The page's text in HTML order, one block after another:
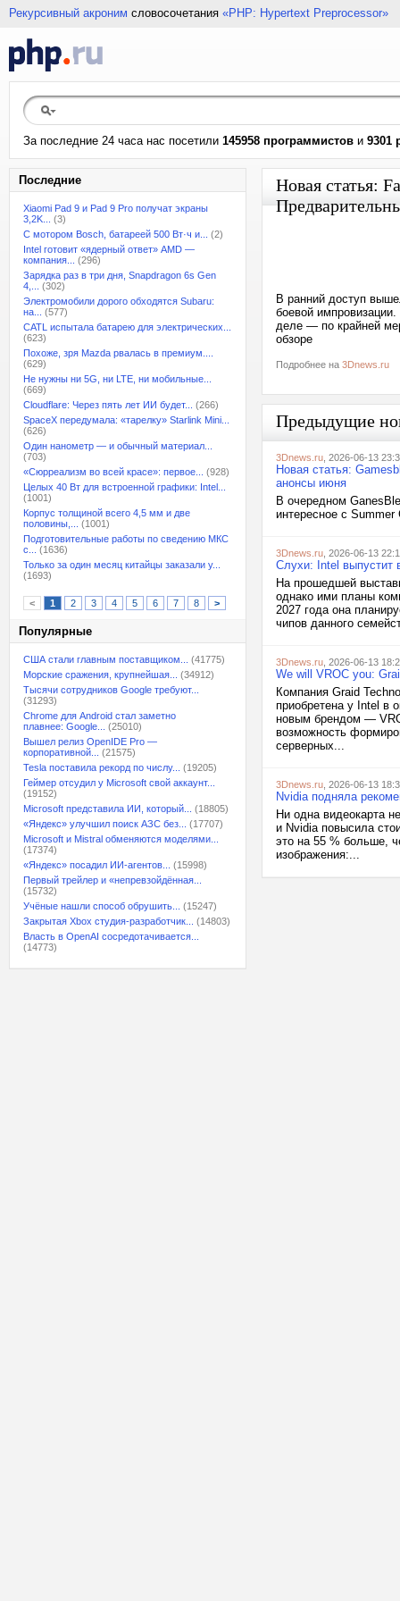
Рекурсивный акроним словосочетания «PHP: Hypertext Preprocessor»
За последние 24 часа нас посетили 145958 программистов и 9301
Последние
Xiaomi Pad 9 и Pad 9 Pro получат экраны
3,2K...
(3)
С мотором Bosch, батареей 500 Вт·ч и...
(2)
Intel готовит «ядерный ответ» AMD —
компания...
(296)
Зарядка раз в три дня, Snapdragon 6s Gen
4,...
(302)
Электромобили дорого обходятся Subaru:
на...
(577)
CATL испытала батарею для электрических...
(623)
Похоже, зря Mazda рвалась в премиум....
(629)
Не нужны ни 5G, ни LTE, ни мобильные...
(669)
Cloudflare: Через пять лет ИИ будет...
(266)
SpaceX передумала: «тарелку» Starlink Mini...
(626)
Один нанометр — и обычный материал...
(703)
«Сюрреализм во всей красе»: первое...
(928)
Целых 40 Вт для встроенной графики: Intel...
(1001)
Корпус толщиной всего 4,5 мм и две
половины,...
(1001)
Подготовительные работы по сведению МКС
с...
(1636)
Только за один месяц китайцы заказали у...
(1693)
< 1 2 3 4 5 6 7 8 >
Популярные
США стали главным поставщиком...
(41775)
Морские сражения, крупнейшая...
(34912)
Тысячи сотрудников Google требуют...
(31293)
Chrome для Android стал заметно
плавнее: Google...
(25010)
Вышел релиз OpenIDE Pro —
корпоративной...
(21575)
Tesla поставила рекорд по числу...
(19205)
Геймер отсудил у Microsoft свой аккаунт...
(19152)
Microsoft представила ИИ, который...
(18805)
«Яндекс» улучшил поиск АЗС без...
(17707)
Microsoft и Mistral обменяются моделями...
(17374)
«Яндекс» посадил ИИ-агентов...
(15998)
Первый трейлер и «непревзойдённая...
(15732)
Учёные нашли способ обрушить...
(15247)
Закрытая Xbox студия-разработчик...
(14803)
Власть в OpenAI сосредотачивается...
(14773)
Новая статья:
В ранний доступ
боевой
деле — по крайней
обзоре
Подробнее на 3Dnews.ru
Предыдущие
3Dnews.ru , 2026-06-13
Новая статья:
анонсы июня
В очередном
интересное с
3Dnews.ru , 2026-06-13
Слухи: Intel выпустит
На прошедшей
однако ими планы
2027 года она
чипов данного
3Dnews.ru , 2026-06-13
We will VROC you:
Компания Graid
приобретена у Intel в
новым брендом —
возможность
серверных...
3Dnews.ru , 2026-06-13
Nvidia подняла
Ни одна видеокарта
и Nvidia повысила
это на 55 % больше,
изображения:...